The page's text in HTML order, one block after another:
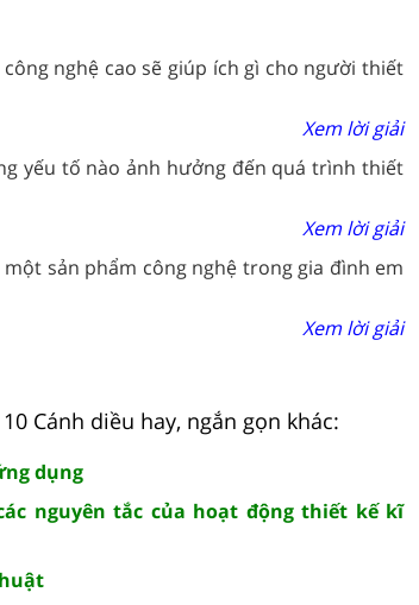
nghệ cao sẽ giúp ích gì cho người thiết
Xem lời giải
yếu tố nào ảnh hưởng đến quá trình thiết
Xem lời giải
một sản phẩm công nghệ trong gia đình em
Xem lời giải
Cánh diều hay, ngắn gọn khác:
dụng
nguyên tắc của hoạt động thiết kế kĩ